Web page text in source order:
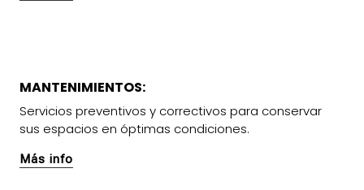
MANTENIMIENTOS:
Servicios preventivos y correctivos para conservar
sus espacios en óptimas condiciones.
Más info